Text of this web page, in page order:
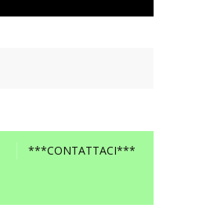
***CONTATTACI***